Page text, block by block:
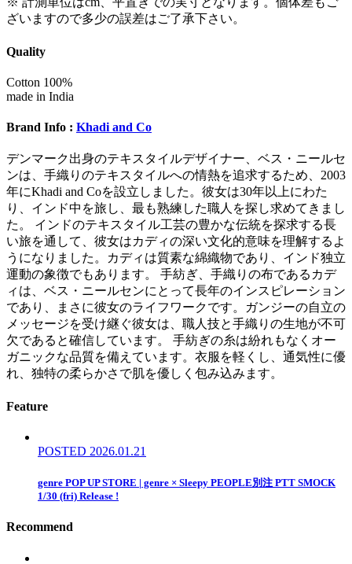
ざいますので多少の誤差はご了承下さい。
Quality
Cotton 100%
made in India
Brand Info : Khadi and Co
デンマーク出身のテキスタイルデザイナー、ベス・ニールセ
ンは、手織りのテキスタイルへの情熱を追求するため、2003
年にKhadi and Coを設立しました。彼女は30年以上にわた
り、インド中を旅し、最も熟練した職人を探し求めてきまし
た。 インドのテキスタイル工芸の豊かな伝統を探求する長
い旅を通して、彼女はカディの深い文化的意味を理解するよ
うになりました。カディは質素な綿織物であり、インド独立
運動の象徴でもあります。 手紡ぎ、手織りの布であるカデ
ィは、ベス・ニールセンにとって長年のインスピレーション
であり、まさに彼女のライフワークです。ガンジーの自立の
メッセージを受け継ぐ彼女は、職人技と手織りの生地が不可
欠であると確信しています。 手紡ぎの糸は紛れもなくオー
ガニックな品質を備えています。衣服を軽くし、通気性に優
れ、独特の柔らかさで肌を優しく包み込みます。
Feature
POSTED 2026.01.21
genre POP UP STORE | genre × Sleepy PEOPLE別注 PTT SMOCK
1/30 (fri) Release !
Recommend